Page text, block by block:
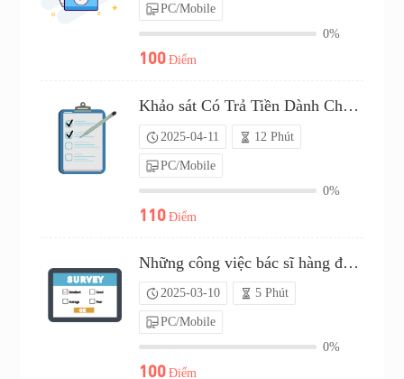
PC/Mobile
0%
100 Điểm
Khảo sát Có Trả Tiền Dành Cho Dược sĩ（P25C02141530）
2025-04-11 12 Phút
PC/Mobile
0%
110 Điểm
Những công việc bác sĩ hàng đầu để kiếm tiền nhanh: Lựa chọn của bạn（P25C02038355）
2025-03-10 5 Phút
PC/Mobile
0%
100 Điểm